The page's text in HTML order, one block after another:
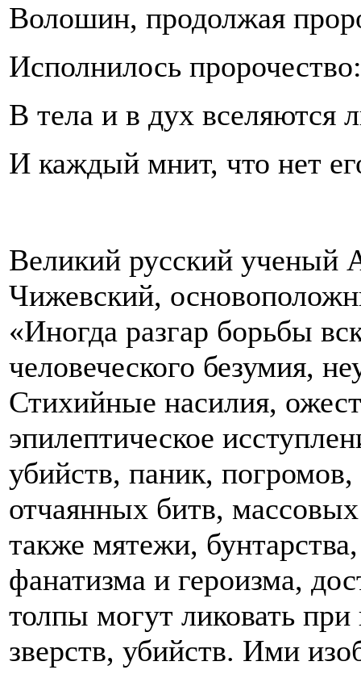
Волошин, продолжая
Исполнилось
В тела и в дух вселяются
И каждый мнит, что нет
Великий русский ученый
Чижевский,
«Иногда разгар борьбы
человеческого безумия,
Стихийные насилия,
эпилептическое
убийств, паник,
отчаянных битв,
также мятежи,
фанатизма и героизма,
толпы могут ликовать
зверств, убийств. Ими